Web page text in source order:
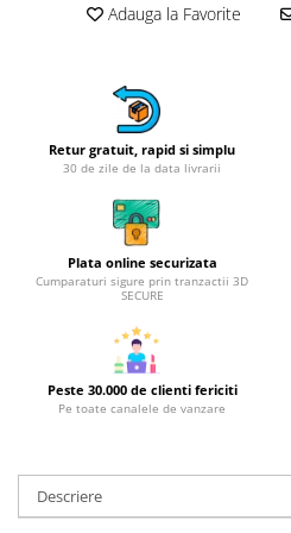
Ustensile pentru gatit
Ascutitori cutite
Decojitoare fructe si legume
Foarfece alimentare
Perii si bureti
Polonice, clesti, spatule, linguri
Prese, tocatoare si feliatoare
Razatori
Seturi ustensile bucatarie
Adauga la Favorite
Retur gratuit, rapid si simplu
30 de zile de la data livrarii
Plata online securizata
Cumparaturi sigure prin tranzactii 3D
SECURE
Peste 30.000 de clienti fericiti
Pe toate canalele de vanzare
Descriere